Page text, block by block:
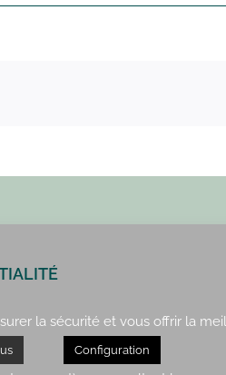
la sécurité et vous offrir la
Configuration